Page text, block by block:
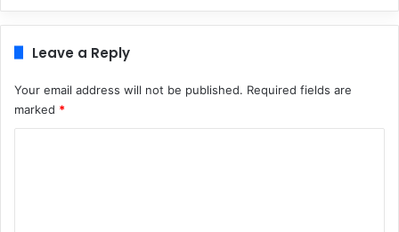
Leave a Reply
Your email address will not be published. Required fields are
marked *